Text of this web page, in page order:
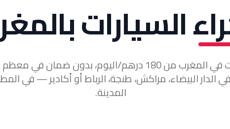
السيارات
كراء السيارات في المغرب من 180 درهم/اليوم، بدون ضمان
الدار البيضاء، مراكش، طنجة، الرباط أو أكادير — في
المدينة.